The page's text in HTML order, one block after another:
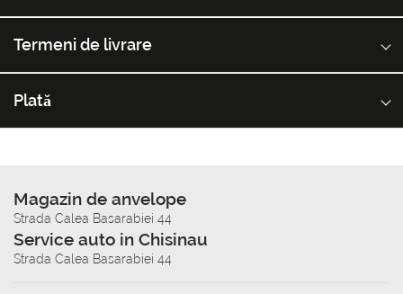
Termeni de livrare
Plată
Magazin de anvelope
Strada Calea Basarabiei 44
Service auto in Chisinau
Strada Calea Basarabiei 44